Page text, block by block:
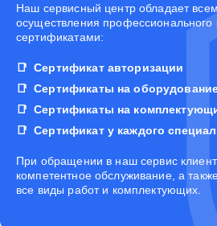
Наш сервисный центр обладает
осуществления профессионального
сертификатами:
Сертификат авторизации
Сертификаты на
Сертификаты на
Сертификат у каждого
При обращении в наш сервис
компетентное обслуживание, а
все виды работ и комплектующих.